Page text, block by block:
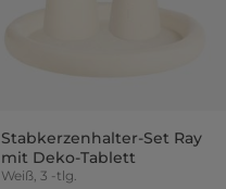
Stabkerzenhalter-Set Ray
mit Deko-Tablett
Weiß, 3 -tlg.